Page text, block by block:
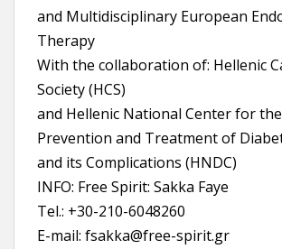
and Multidisciplinary European
Therapy
With the collaboration of: Hellenic
Society (HCS)
and Hellenic National Center for
Prevention and Treatment of
and its Complications (HNDC)
INFO: Free Spirit: Sakka Faye
Tel.: +30-210-6048260
E-mail: fsakka@free-spirit.gr